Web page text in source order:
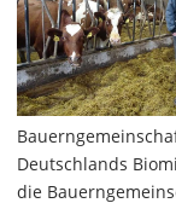
Deutschlands
die